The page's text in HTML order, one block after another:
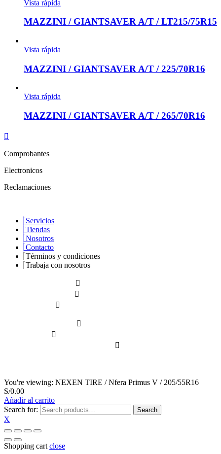
Vista rápida
MAZZINI / GIANTSAVER A/T / LT215/75R15
Vista rápida
MAZZINI / GIANTSAVER A/T / 225/70R16
Vista rápida
MAZZINI / GIANTSAVER A/T / 265/70R16
Comprobantes
Electronicos
Reclamaciones
Servicios
Tiendas
Nosotros
Contacto
Términos y condiciones
Trabaja con nosotros
You're viewing: NEXEN TIRE / Nfera Primus V / 205/55R16
S/0.00
Añadir al carrito
Search for:
Search
X
Shopping cart close